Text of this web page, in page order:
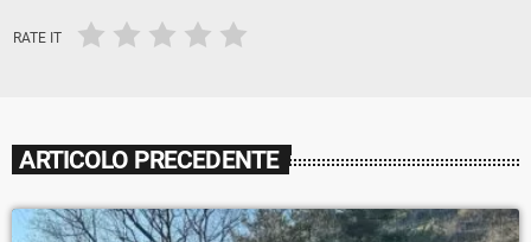
RATE IT
ARTICOLO PRECEDENTE